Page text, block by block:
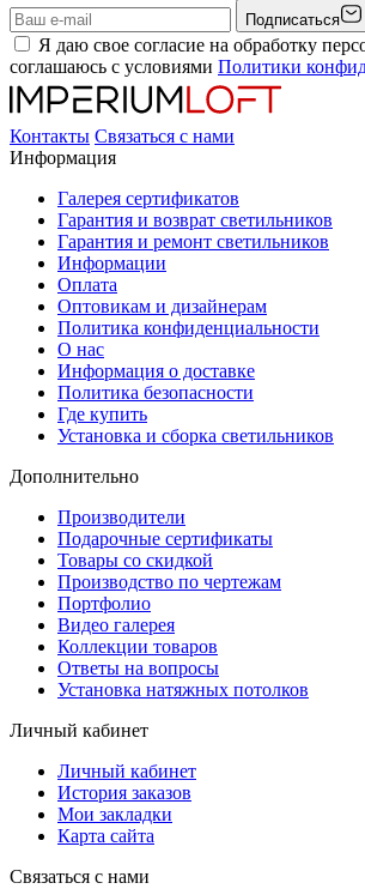
Подписаться
Я даю свое согласие на обработку
соглашаюсь с условиями Политики
Контакты Связаться с нами
Информация
Галерея сертификатов
Гарантия и возврат светильников
Гарантия и ремонт светильников
Информации
Оплата
Оптовикам и дизайнерам
Политика конфиденциальности
О нас
Информация о доставке
Политика безопасности
Где купить
Установка и сборка светильников
Дополнительно
Производители
Подарочные сертификаты
Товары со скидкой
Производство по чертежам
Портфолио
Видео галерея
Коллекции товаров
Ответы на вопросы
Установка натяжных потолков
Личный кабинет
Личный кабинет
История заказов
Мои закладки
Карта сайта
Связаться с нами